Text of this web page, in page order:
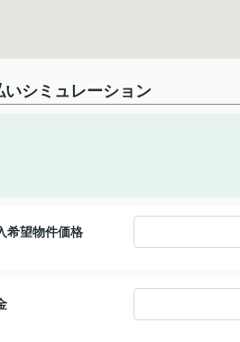
いシミュレーション
希望物件価格